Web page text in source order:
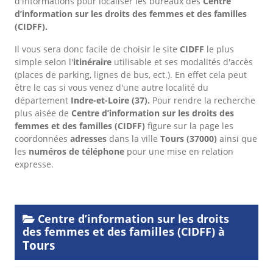
d’information sur les droits des femmes et des familles
(CIDFF).
Il vous sera donc facile de choisir le site CIDFF le plus
simple selon l'itinéraire utilisable et ses modalités d'accès
(places de parking, lignes de bus, ect.). En effet cela peut
être le cas si vous venez d'une autre localité du
département Indre-et-Loire (37). Pour rendre la recherche
plus aisée de Centre d’information sur les droits des
femmes et des familles (CIDFF) figure sur la page les
coordonnées adresses dans la ville Tours (37000) ainsi que
les numéros de téléphone pour une mise en relation
expresse.
Centre d’information sur les droits
des femmes et des familles (CIDFF) à
Tours